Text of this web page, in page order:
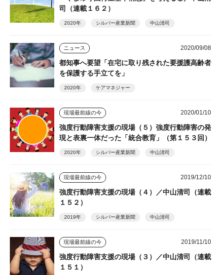
司（連載１６２）
2020年 シルバー産業新聞 中山清司
ニュース 2020/09/08
都知事へ要望「在宅に取り残された要援護高齢者
を保護する手立てを」
2020年 ケアマネジャー
現場最前線の今 2020/01/10
強度行動障害支援の現場（５）強度行動障害の発
現と表裏一体だった「統合教育」（第１５３回）
2020年 シルバー産業新聞 中山清司
現場最前線の今 2019/12/10
強度行動障害支援の現場（４）／中山清司（連載
１５２）
2019年 シルバー産業新聞 中山清司
現場最前線の今 2019/11/10
強度行動障害支援の現場（３）／中山清司（連載
１５１）